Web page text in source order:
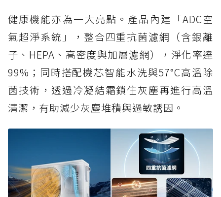
健康機能亦為一大亮點。產品內建「ADC空
氣超淨系統」，整合四重抗菌濾網（含銀離
子、HEPA、高密度與加層濾網），淨化率達
99%；同時搭配機芯智能水洗與57°C高溫除
菌技術，透過冷凝結霜鎖住灰塵再進行高溫
清潔，有助減少灰塵堆積與過敏誘因。